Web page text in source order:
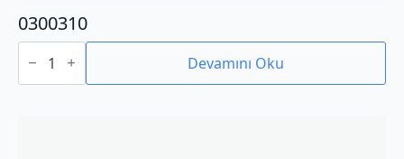
0300310
0300310
adet Devamını Oku